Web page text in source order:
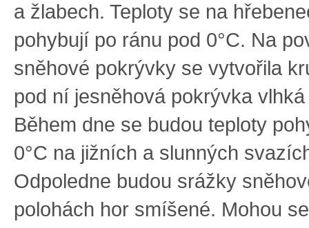
a žlabech. Teploty se na
pohybují po ránu pod 0°C. Na
sněhové pokrývky se vytvořila
pod ní jesněhová pokrývka
Během dne se budou teploty
0°C na jižních a slunných
Odpoledne budou srážky
polohách hor smíšené. Mohou